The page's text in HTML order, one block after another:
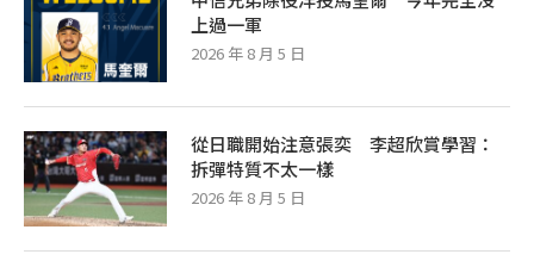
上過一軍
2026 年 8 月 5 日
從日職開始注意張奕 李超欣賞學習：
拆彈特質不太一樣
2026 年 8 月 5 日